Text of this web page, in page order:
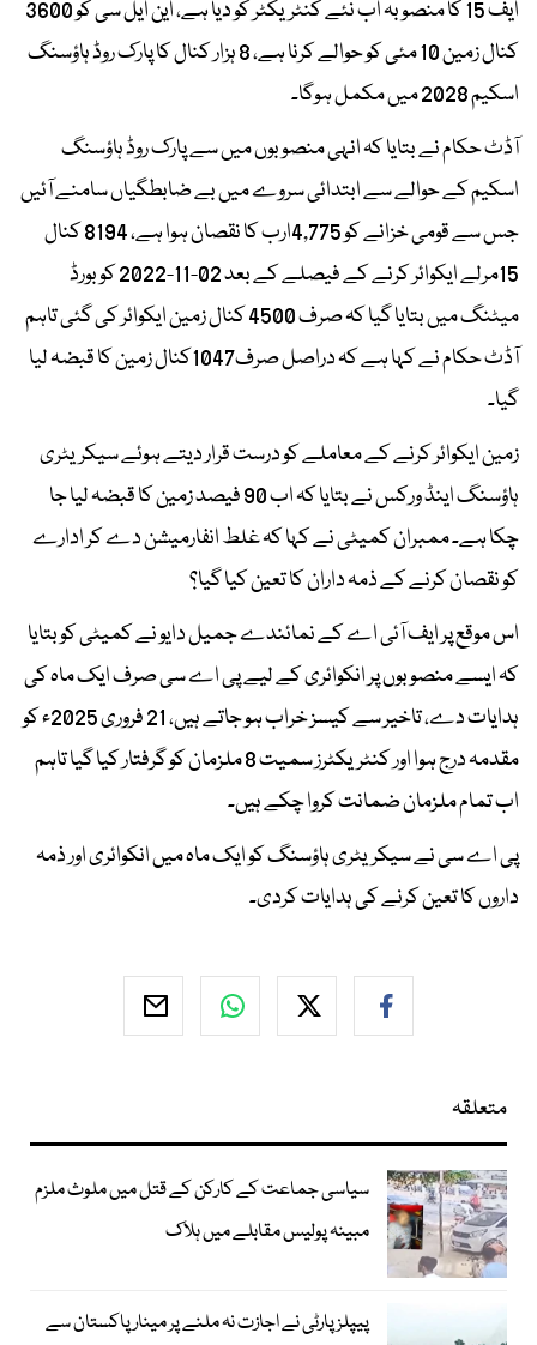
ایف 15 کا منصوبہ اب نئے کنٹریکٹر کو دیا ہے، این ایل سی کو 3600
کنال زمین 10 مئی کو حوالے کرنا ہے، 8 ہزار کنال کا پارک روڈ ہاؤسنگ
اسکیم 2028 میں مکمل ہوگا۔
آڈٹ حکام نے بتایا کہ انہی منصوبوں میں سے پارک روڈ ہاؤسنگ
اسکیم کے حوالے سے ابتدائی سروے میں بے ضابطگیاں سامنے آئیں
جس سے قومی خزانے کو 4,775ارب کا نقصان ہوا ہے، 8194 کنال
15مرلے ایکوائر کرنے کے فیصلے کے بعد 02-11-2022 کو بورڈ
میٹنگ میں بتایا گیا کہ صرف 4500 کنال زمین ایکوائر کی گئی تاہم
آڈٹ حکام نے کہا ہے کہ دراصل صرف1047کنال زمین کا قبضہ لیا
گیا۔
زمین ایکوائر کرنے کے معاملے کو درست قرار دیتے ہوئے سیکریٹری
ہاؤسنگ اینڈ ورکس نے بتایا کہ اب 90 فیصد زمین کا قبضہ لیا جا
چکا ہے۔ ممبران کمیٹی نے کہا کہ غلط انفارمیشن دے کر ادارے
کو نقصان کرنے کے ذمہ داران کا تعین کیا گیا؟
اس موقع پر ایف آئی اے کے نمائندے جمیل دایو نے کمیٹی کو بتایا
کہ ایسے منصوبوں پر انکوائری کے لیے پی اے سی صرف ایک ماہ کی
ہدایات دے، تاخیر سے کیسز خراب ہو جاتے ہیں، 21 فروری 2025ء کو
مقدمہ درج ہوا اور کنٹریکٹرز سمیت 8 ملزمان کو گرفتار کیا گیا تاہم
اب تمام ملزمان ضمانت کروا چکے ہیں۔
پی اے سی نے سیکریٹری ہاؤسنگ کو ایک ماہ میں انکوائری اور ذمہ
داروں کا تعین کرنے کی ہدایات کردی۔
متعلقہ
سیاسی جماعت کے کارکن کے قتل میں ملوث ملزم
مبینہ پولیس مقابلے میں ہلاک
پیپلزپارٹی نے اجازت نہ ملنے پر مینار پاکستان سے